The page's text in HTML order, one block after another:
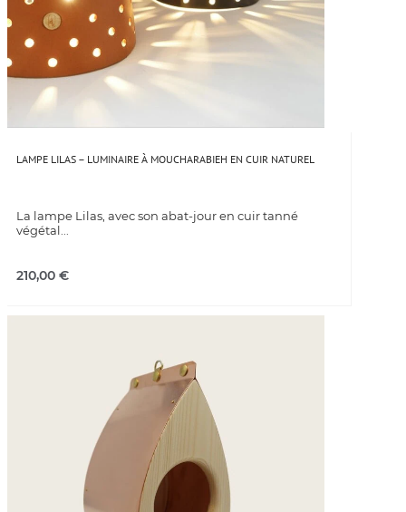
LAMPE LILAS – LUMINAIRE À MOUCHARABIEH EN CUIR NATUREL
La lampe Lilas, avec son abat-jour en cuir tanné
végétal...
210,00 €